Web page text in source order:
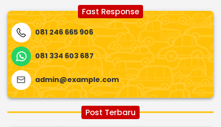
Fast Response
081 246 665 906
081 334 603 687
admin@example.com
Post Terbaru